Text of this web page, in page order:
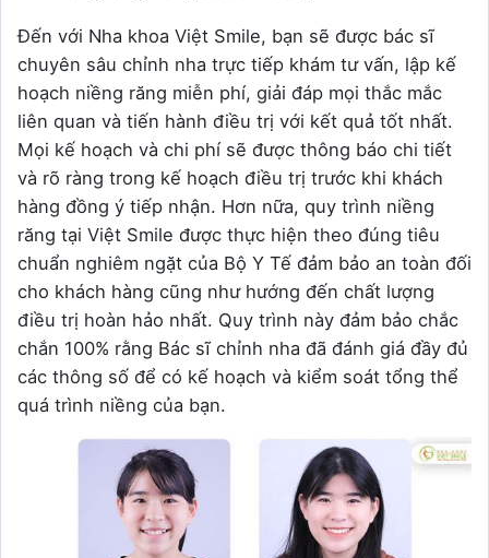
Đến với Nha khoa Việt Smile, bạn sẽ được bác sĩ
chuyên sâu chỉnh nha trực tiếp khám tư vấn, lập kế
hoạch niềng răng miễn phí, giải đáp mọi thắc mắc
liên quan và tiến hành điều trị với kết quả tốt nhất.
Mọi kế hoạch và chi phí sẽ được thông báo chi tiết
và rõ ràng trong kế hoạch điều trị trước khi khách
hàng đồng ý tiếp nhận. Hơn nữa, quy trình niềng
răng tại Việt Smile được thực hiện theo đúng tiêu
chuẩn nghiêm ngặt của Bộ Y Tế đảm bảo an toàn đối
cho khách hàng cũng như hướng đến chất lượng
điều trị hoàn hảo nhất. Quy trình này đảm bảo chắc
chắn 100% rằng Bác sĩ chỉnh nha đã đánh giá đầy đủ
các thông số để có kế hoạch và kiểm soát tổng thể
quá trình niềng của bạn.